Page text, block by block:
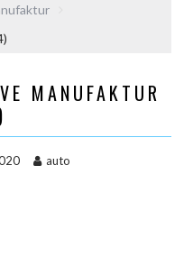
MANUFAKTUR
auto